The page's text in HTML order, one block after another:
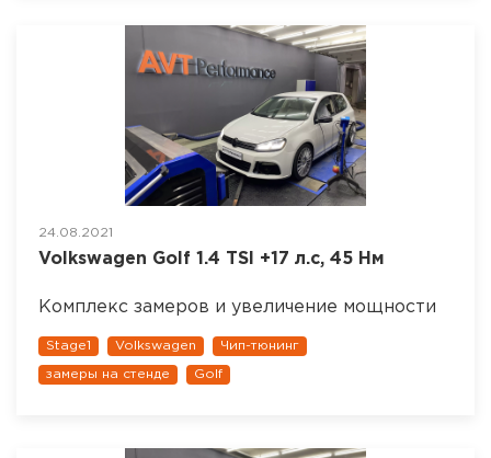
24.08.2021
Volkswagen Golf 1.4 TSI +17 л.с, 45 Нм
Комплекс замеров и увеличение мощности
Stage1 Volkswagen Чип-тюнинг
замеры на стенде Golf